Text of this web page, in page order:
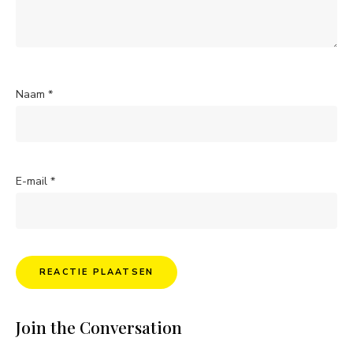
Naam *
E-mail *
Join the Conversation